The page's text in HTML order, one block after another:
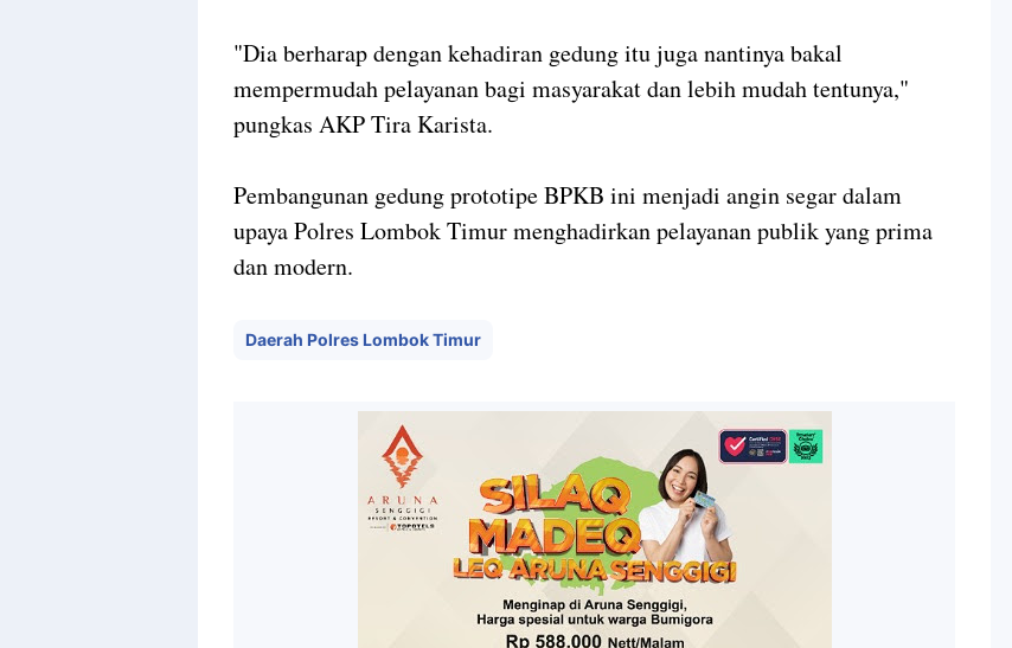
"Dia berharap dengan kehadiran gedung itu juga nantinya bakal
mempermudah pelayanan bagi masyarakat dan lebih mudah tentunya,"
pungkas AKP Tira Karista.
Pembangunan gedung prototipe BPKB ini menjadi angin segar dalam
upaya Polres Lombok Timur menghadirkan pelayanan publik yang prima
dan modern.
Daerah Polres Lombok Timur